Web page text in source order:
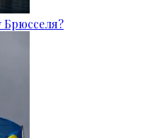
Брюсселя?